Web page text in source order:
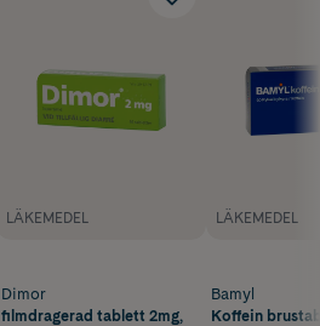
LÄKEMEDEL
Dimor
filmdragerad tablett 2mg,
LÄKEMEDEL
Bamyl
Koffein